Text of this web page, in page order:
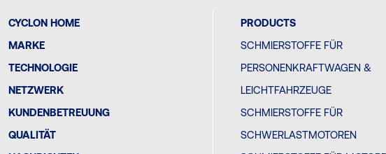
CYCLON HOME
MARKE
TECHNOLOGIE
NETZWERK
KUNDENBETREUUNG
QUALITÄT
PRODUCTS
SCHMIERSTOFFE FÜR
PERSONENKRAFTWAGEN &
LEICHTFAHRZEUGE
SCHMIERSTOFFE FÜR
SCHWERLASTMOTOREN